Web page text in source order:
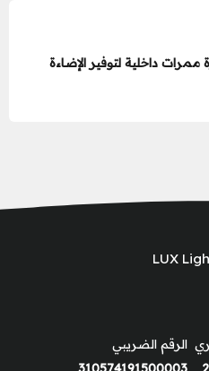
ممرات داخلية لتوفير الإضاءة
الرقم الضريبي